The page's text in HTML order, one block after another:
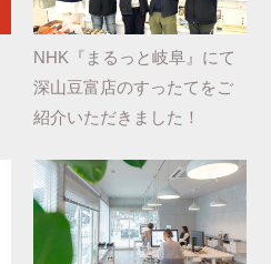
NHK『まるっと岐阜』にて
深山豆富店のすったてをご
紹介いただきました！